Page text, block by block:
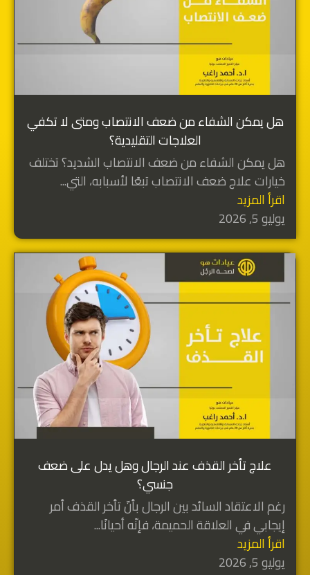
هل يمكن الشفاء من ضعف الانتصاب ومتى لا تكفي
العلاجات التقليدية؟
هل يمكن الشفاء من ضعف الانتصاب الشديد؟ تختلف
خيارات علاج ضعف الانتصاب تبعًا لأسبابه، التي...
اقرأ المزيد
يوليو 5, 2026
علاج تأخر القذف عند الرجال وهل يدل على ضعف
جنسي؟
رغم الاعتقاد السائد بين الرجال بأنّ تأخر القذف أمر
إيجابي في العلاقة الحميمة، فإنّه أحيانًا...
اقرأ المزيد
يوليو 5, 2026